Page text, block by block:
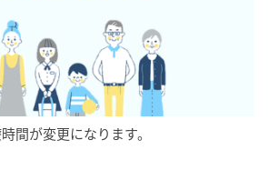
間が変更になります。